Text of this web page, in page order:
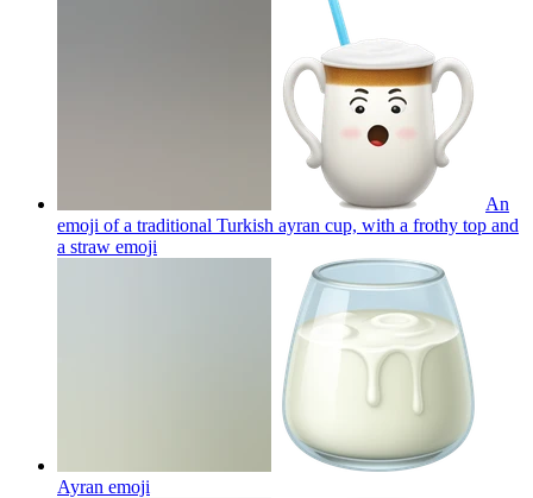
An
emoji of a traditional Turkish ayran cup, with a frothy top and
a straw emoji
Ayran emoji